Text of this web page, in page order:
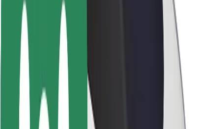
Pasažieru drošība
Autovadītāju drošība
Skrejriteņu drošība
Drošības laboratorija
Pilsētas
Pilsētas
Risinājumi pilsētām